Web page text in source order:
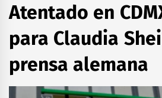
Atentado en
para Claudia
prensa alemana